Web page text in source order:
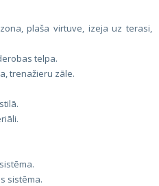
plaša virtuve, izeja uz terasi,
telpa.
trenažieru zāle.
sistēma.